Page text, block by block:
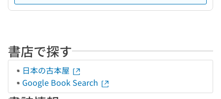
書店で探す
日本の古本屋
Google Book Search